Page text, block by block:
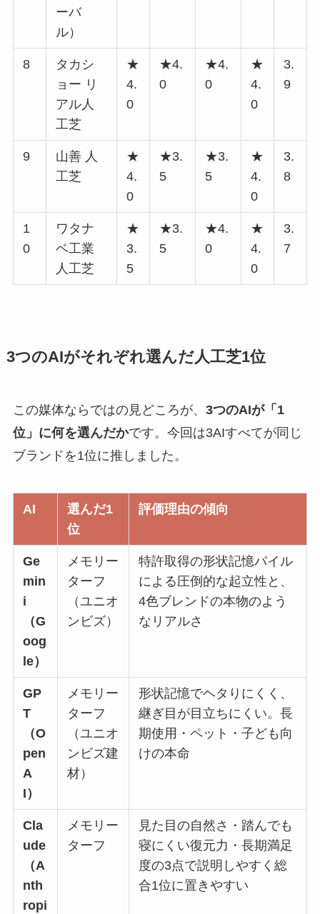
ーバ
ル）
8
タカシ
ョー リ
アル人
工芝
★
4.
0
★4.
0
★4.
0
★
4.
0
3.
9
9
山善 人
工芝
★
4.
0
★3.
5
★3.
5
★
4.
0
3.
8
1
0
ワタナ
ベ工業
人工芝
★
3.
5
★3.
5
★4.
0
★
4.
0
3.
7
3つのAIがそれぞれ選んだ人工芝1位
この媒体ならではの見どころが、 3つのAIが「1
位」に何を選んだかです。今回は3AIすべてが同じ
ブランドを1位に推しました。
AI
選んだ1
位
評価理由の傾向
Ge
min
i
（G
oog
le）
メモリー
ターフ
（ユニオ
ンビズ）
特許取得の形状記憶パイル
による圧倒的な起立性と、
4色ブレンドの本物のよう
なリアルさ
GP
T
（O
pen
A
I）
メモリー
ターフ
（ユニオ
ンビズ建
材）
形状記憶でヘタりにくく、
継ぎ目が目立ちにくい。長
期使用・ペット・子ども向
けの本命
Cla
ude
（A
nth
ropi
メモリー
ターフ
見た目の自然さ・踏んでも
寝にくい復元力・長期満足
度の3点で説明しやすく総
合1位に置きやすい